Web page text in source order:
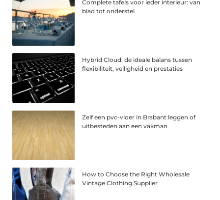
Complete tafels voor ieder interieur: van
blad tot onderstel
Hybrid Cloud: de ideale balans tussen
flexibiliteit, veiligheid en prestaties
Zelf een pvc-vloer in Brabant leggen of
uitbesteden aan een vakman
How to Choose the Right Wholesale
Vintage Clothing Supplier